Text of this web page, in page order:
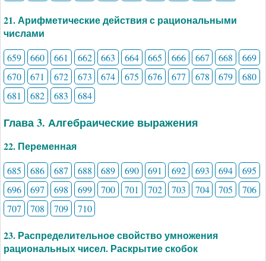
21. Арифметические действия с рациональными
числами
659 660 661 662 663 664 665 666 667 668
669
670
671 672 673 674 675 676 677 678 679
680
681
682 683 684
Глава 3. Алгебраические выражения
22. Переменная
685 686 687 688 689 690 691 692 693 694
695
696
697 698 699 700 701 702 703 704 705
706
707
708 709 710
23. Распределительное свойство умножения
рациональных чисел. Раскрытие скобок